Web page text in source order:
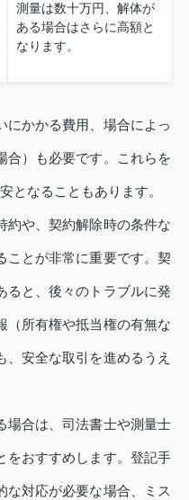
測量は数十万円、解体が
ある場合はさらに高額と
なります。
にかかる費用、場合によっ
合）も必要です。これらを
となることもあります。
約や、契約解除時の条件な
ことが非常に重要です。契
ると、後々のトラブルに発
（所有権や抵当権の有無な
安全な取引を進めるうえ
場合は、司法書士や測量士
をおすすめします。登記手
な対応が必要な場合、ミス